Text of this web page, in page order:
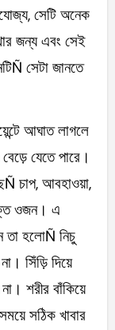
সেটি অনেক
জন্য এবং সেই
সেটা জানতে
আঘাত লাগলে
যেতে পারে।
চাপ, আবহাওয়া,
ওজন। এ
তা হলোÑ নিচু
সিঁড়ি দিয়ে
শরীর বাঁকিয়ে
সঠিক খাবার